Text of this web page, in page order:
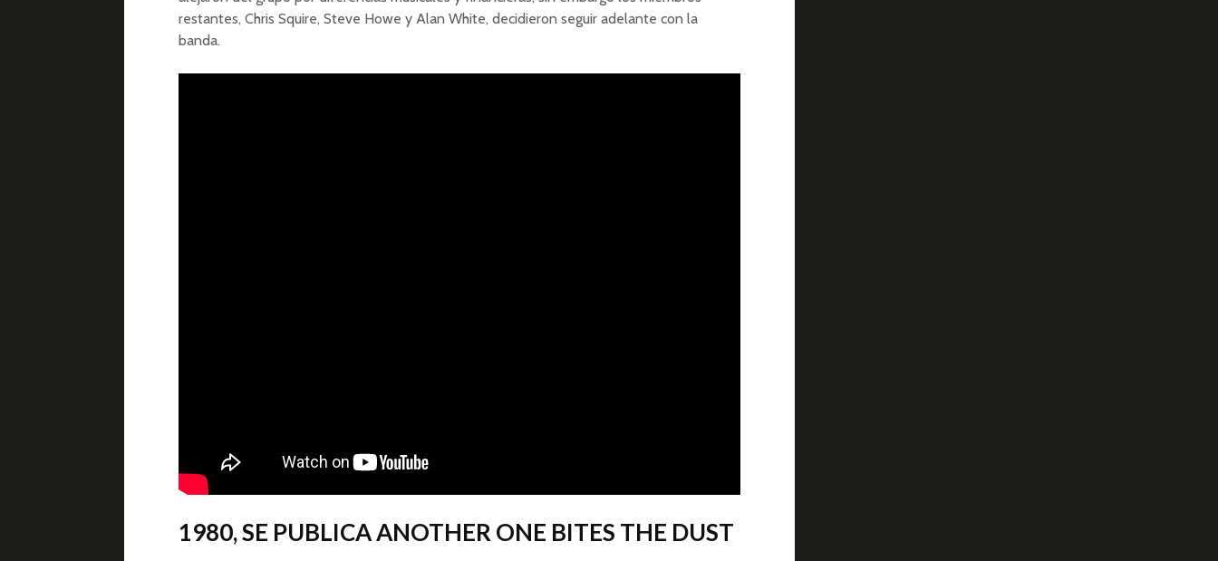
restantes, Chris Squire, Steve Howe y Alan White, decidieron seguir adelante con la
banda.
1980, SE PUBLICA ANOTHER ONE BITES THE DUST